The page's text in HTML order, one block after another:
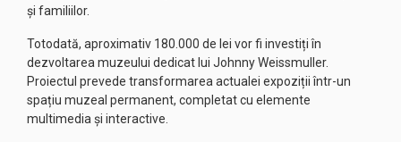
și familiilor.
Totodată, aproximativ 180.000 de lei vor fi investiți în
dezvoltarea muzeului dedicat lui Johnny Weissmuller.
Proiectul prevede transformarea actualei expoziții într-un
spațiu muzeal permanent, completat cu elemente
multimedia și interactive.